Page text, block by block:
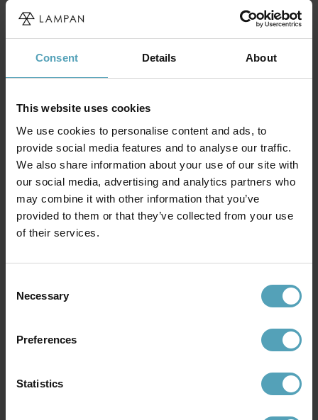
Consent Details About
This website uses cookies
We use cookies to personalise content and ads, to
provide social media features and to analyse our traffic.
We also share information about your use of our site with
our social media, advertising and analytics partners who
may combine it with other information that you’ve
provided to them or that they’ve collected from your use
of their services.
Selection
Necessary
Preferences
Statistics
MAYTONI
Glassy Ø32 plafond
2 349 kr
MAYTONI
Radiance 60cm plafond
8 419 kr